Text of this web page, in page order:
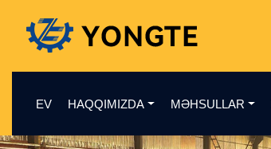
EV HAQQIMIZDA MƏHSULLAR